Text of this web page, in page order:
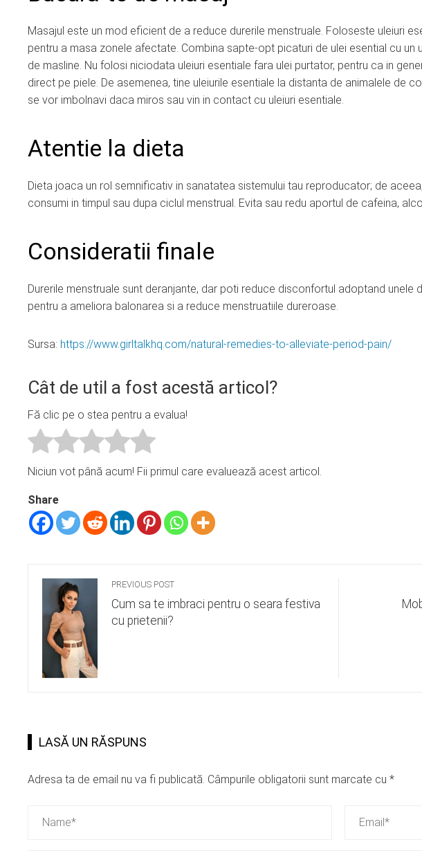
Masajul este un mod eficient de a reduce durerile menstruale. Foloseste uleiuri
pentru a masa zonele afectate. Combina sapte-opt picaturi de ulei esential cu un
de masline. Nu folosi niciodata uleiuri esentiale fara ulei purtator, pentru ca in
direct pe piele. De asemenea, tine uleiurile esentiale la distanta de animalele de
se vor imbolnavi daca miros sau vin in contact cu uleiuri esentiale.
Atentie la dieta
Dieta joaca un rol semnificativ in sanatatea sistemului tau reproducator; de
consumi in timpul sau dupa ciclul menstrual. Evita sau redu aportul de cafeina,
Consideratii finale
Durerile menstruale sunt deranjante, dar poti reduce disconfortul adoptand unele
pentru a ameliora balonarea si a reduce menstruatiile dureroase.
Sursa: https://www.girltalkhq.com/natural-remedies-to-alleviate-period-pain/
Cât de util a fost acestă articol?
Fă clic pe o stea pentru a evalua!
Niciun vot până acum! Fii primul care evaluează acest articol.
Share
PREVIOUS POST
Cum sa te imbraci pentru o seara festiva
cu prietenii?
LASĂ UN RĂSPUNS
Adresa ta de email nu va fi publicată. Câmpurile obligatorii sunt marcate cu *